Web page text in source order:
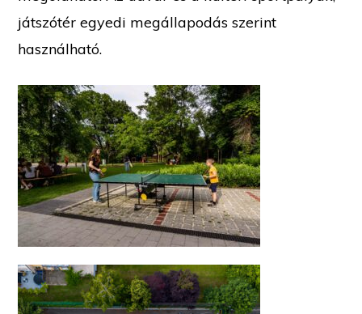
játszótér egyedi megállapodás szerint
használható.